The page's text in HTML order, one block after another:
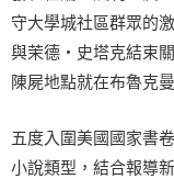
守大學城社區群眾的
與茉德‧史塔克結束
陳屍地點就在布魯克
五度入圍美國國家書
小說類型，結合報導